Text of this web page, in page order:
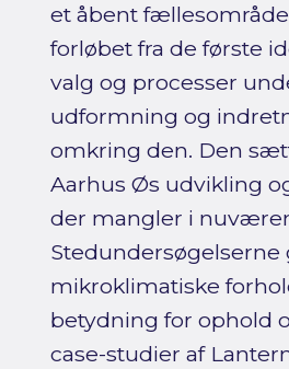
et åbent
forløbet fra de første
valg og processer
udformning og
omkring den. Den
Aarhus Øs udvikling
der mangler i
Stedundersøgelserne
mikroklimatiske
betydning for ophold
case-studier af